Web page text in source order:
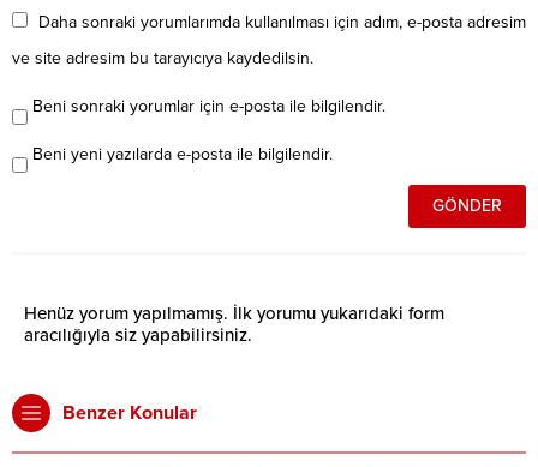
Daha sonraki yorumlarımda kullanılması için adım, e-posta adresim
ve site adresim bu tarayıcıya kaydedilsin.
Beni sonraki yorumlar için e-posta ile bilgilendir.
Beni yeni yazılarda e-posta ile bilgilendir.
Henüz yorum yapılmamış. İlk yorumu yukarıdaki form
aracılığıyla siz yapabilirsiniz.
Benzer Konular